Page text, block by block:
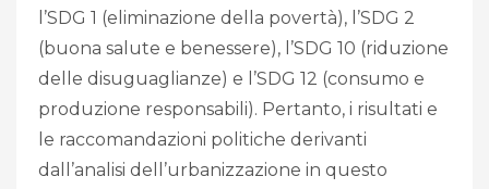
l’SDG 1 (eliminazione della povertà), l’SDG 2
(buona salute e benessere), l’SDG 10 (riduzione
delle disuguaglianze) e l’SDG 12 (consumo e
produzione responsabili). Pertanto, i risultati e
le raccomandazioni politiche derivanti
dall’analisi dell’urbanizzazione in questo